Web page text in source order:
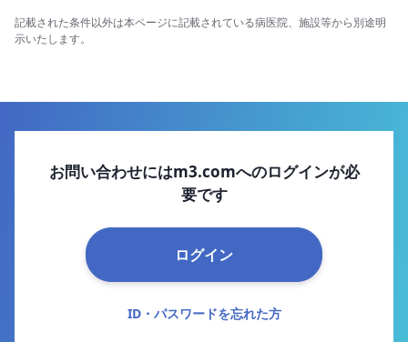
記載された条件以外は本ページに記載されている病医院、施設等から別途明
示いたします。
お問い合わせにはm3.comへのログインが必
要です
ログイン
ID・パスワードを忘れた方